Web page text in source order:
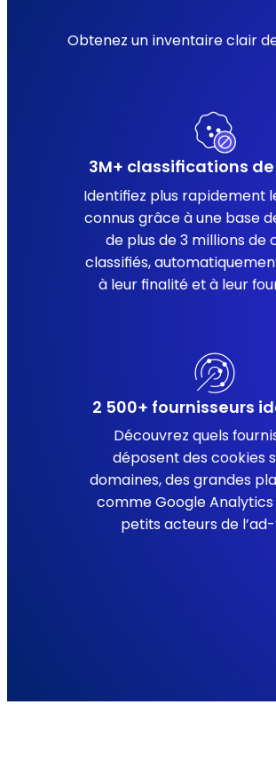
Obtenez un inventaire clair
3M+ classifications
Identifiez plus rapidement
connus grâce à une base
de plus de 3 millions de
classifiés,
à leur finalité et à leur
2 500+ fournisseurs
Découvrez quels
déposent des cookies
domaines, des grandes
comme Google Analytics
petits acteurs de